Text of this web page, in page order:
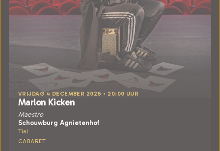
VRIJDAG 4 DECEMBER 2026 • 20:00 UUR
Marlon Kicken
Maestro
Schouwburg Agnietenhof
Tiel
CABARET